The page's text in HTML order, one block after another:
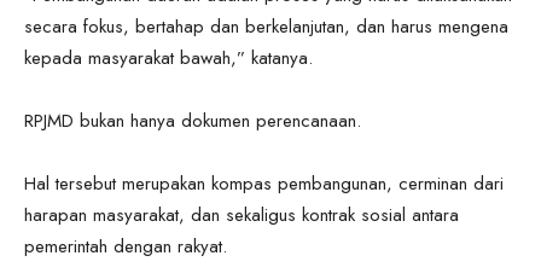
secara fokus, bertahap dan berkelanjutan, dan harus mengena
kepada masyarakat bawah,” katanya.
RPJMD bukan hanya dokumen perencanaan.
Hal tersebut merupakan kompas pembangunan, cerminan dari
harapan masyarakat, dan sekaligus kontrak sosial antara
pemerintah dengan rakyat.